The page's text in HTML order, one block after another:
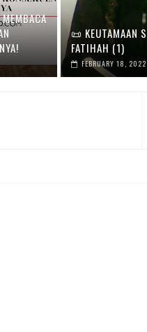
📜 KEUTAMAAN
FATIHAH (1)
FEBRUARY 18, 2022